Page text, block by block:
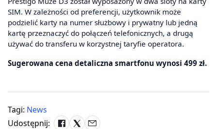
SIM. W zależności od preferencji, użytkownik może
podzielić karty na numer służbowy i prywatny lub jedną
kartę przeznaczyć do połączeń telefonicznych, a drugą
używać do transferu w korzystnej taryfie operatora.
Sugerowana cena detaliczna smartfonu wynosi 499 zł.
Tagi: News
Udostępnij: